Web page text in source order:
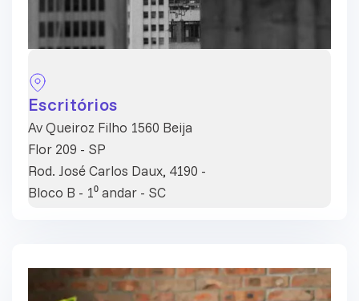
Escritórios
Av Queiroz Filho 1560 Beija
Flor 209 - SP
Rod. José Carlos Daux, 4190 -
Bloco B - 1⁰ andar - SC